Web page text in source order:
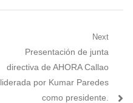
Next
Next
post:
Presentación de junta
directiva de AHORA Callao
liderada por Kumar Paredes
como presidente.